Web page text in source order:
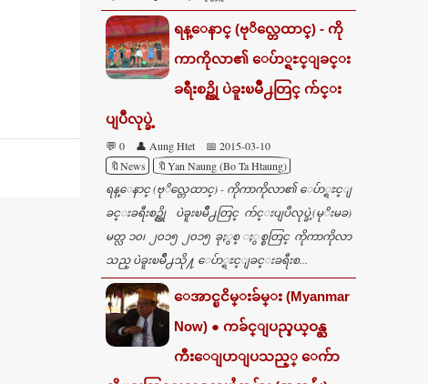
ရန္ေနာင္ (ဗုိလ္တေထာင္) - ကို
ကာကိုလာ၏ ေပ်ာ္ရႊင္ျခင္း
ခရီးစဥ္ကို ပဲခူးၿမိဳ႕တြင္ က်င္း
ပျပဳလုပ္ခဲ့
💬 0 👤 Aung Htet
📅 2015-03-10
🔖News
🔖Yan Naung (Bo Ta Htaung)
ရန္ေနာင္ (ဗုိလ္တေထာင္) - ကိုကာကိုလာ၏ ေပ်ာ္ရႊင္ျ
ခင္းခရီးစဥ္ကို ပဲခူးၿမိဳ႕တြင္ က်င္းပျပဳလုပ္ခဲ့(မုိးမခ)
မတ္လ ၁၀၊ ၂၀၁၅ ၂၀၁၅ ခုႏွစ္ ႏွစ္စတြင္ ကိုကာကိုလာ
သည္ ပဲခူးၿမိဳ႕သို႔ ေပ်ာ္ရႊင္ျခင္းခရီးစ...
ေအာင္ၿငိမ္းခ်မ္း (Myanmar
Now) ● ကခ်င္ျပည္နယ္ဝန္ႀ
ကီးေျပာျပသည့္ ေက်ာ